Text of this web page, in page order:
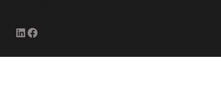
LinkedIn